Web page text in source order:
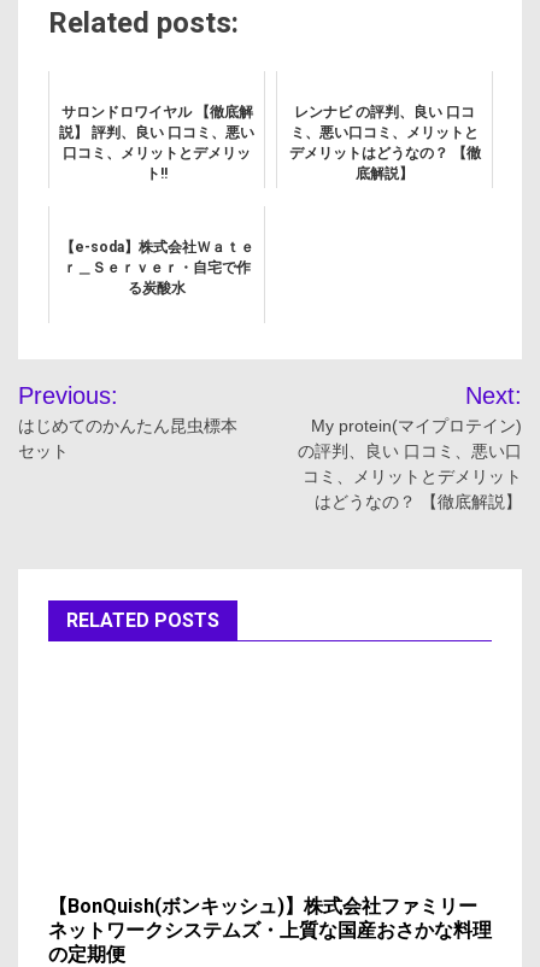
Related posts:
サロンドロワイヤル 【徹底解
説】 評判、良い 口コミ、悪い
口コミ、メリットとデメリッ
ト!!
レンナビ の評判、良い 口コ
ミ、悪い口コミ、メリットと
デメリットはどうなの？ 【徹
底解説】
【e-soda】株式会社Ｗａｔｅ
ｒ＿Ｓｅｒｖｅｒ・自宅で作
る炭酸水
投
稿
ー
Previous:
はじめてのかんたん昆虫標本
セット
Next:
My protein(マイプロテイン)
の評判、良い 口コミ、悪い口
コミ、メリットとデメリット
はどうなの？ 【徹底解説】
RELATED POSTS
【BonQuish(ボンキッシュ)】株式会社ファミリー
ネットワークシステムズ・上質な国産おさかな料理
の定期便